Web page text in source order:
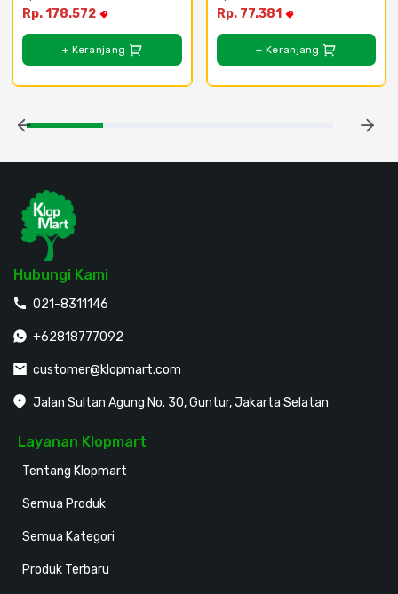
Rp. 178.572
+ Keranjang
Rp. 77.381
+ Keranjang
Hubungi Kami
021-8311146
+62818777092
customer@klopmart.com
Jalan Sultan Agung No. 30, Guntur, Jakarta Selatan
Layanan Klopmart
Tentang Klopmart
Semua Produk
Semua Kategori
Produk Terbaru